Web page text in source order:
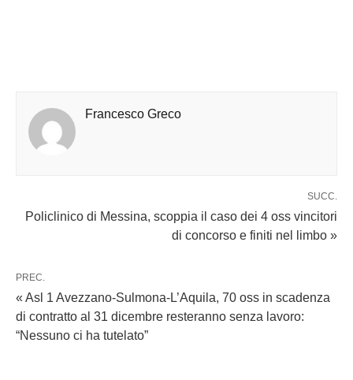
Francesco Greco
SUCC.
Policlinico di Messina, scoppia il caso dei 4 oss vincitori
di concorso e finiti nel limbo »
PREC.
« Asl 1 Avezzano-Sulmona-L’Aquila, 70 oss in scadenza
di contratto al 31 dicembre resteranno senza lavoro:
“Nessuno ci ha tutelato”